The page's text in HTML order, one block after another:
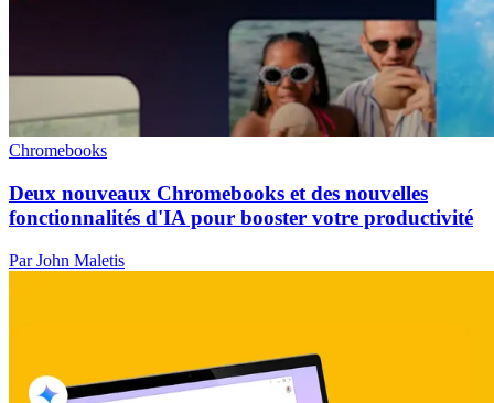
Chromebooks
Deux nouveaux Chromebooks et des nouvelles
fonctionnalités d'IA pour booster votre productivité
Par John Maletis